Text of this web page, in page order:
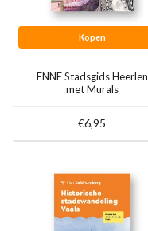
Kopen
ENNE Stadsgids Heerlen
met Murals
€6,95